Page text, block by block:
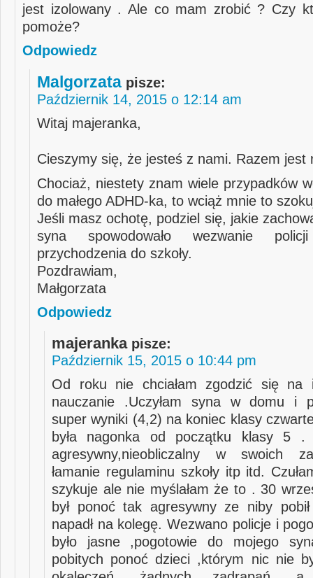
jest izolowany . Ale co mam zrobić ? Czy
pomoże?
Odpowiedz
Malgorzata pisze:
Październik 14, 2015 o 12:14 am
Witaj majeranka,
Cieszymy się, że jesteś z nami. Razem jest
Chociaż, niestety znam wiele przypadków
do małego ADHD-ka, to wciąż mnie to
Jeśli masz ochotę, podziel się, jakie
syna spowodowało wezwanie
przychodzenia do szkoły.
Pozdrawiam,
Małgorzata
Odpowiedz
majeranka pisze:
Październik 15, 2015 o 10:44 pm
Od roku nie chciałam zgodzić się na
nauczanie .Uczyłam syna w domu i
super wyniki (4,2) na koniec klasy
była nagonka od początku klasy 5
agresywny,nieobliczalny w swoich
łamanie regulaminu szkoły itp itd.
szykuje ale nie myślałam że to . 30
był ponoć tak agresywny ze niby
napadł na kolegę. Wezwano policje i
było jasne ,pogotowie do mojego
pobitych ponoć dzieci ,którym nic nie